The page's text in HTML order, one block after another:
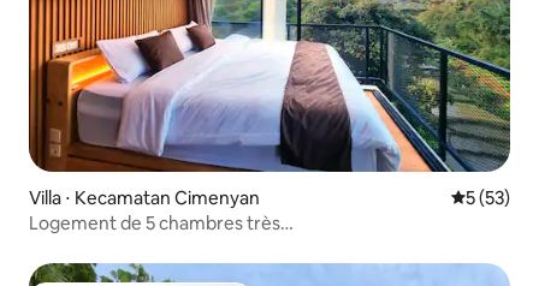
Villa ⋅ Kecamatan Cimenyan
5 (53)
Logement de 5 chambres très